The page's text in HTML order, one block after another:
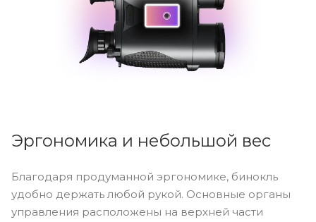
Эргономика и небольшой вес
Благодаря продуманной эргономике, бинокль
удобно держать любой рукой. Основные органы
управления расположены на верхней части